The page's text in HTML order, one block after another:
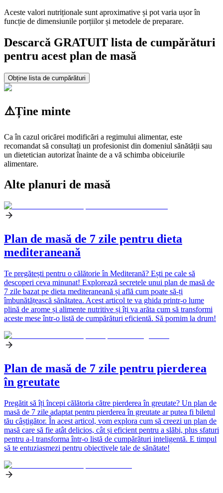
Aceste valori nutriționale sunt aproximative și pot varia ușor în
funcție de dimensiunile porțiilor și metodele de preparare.
Descarcă GRATUIT lista de cumpărături
pentru acest plan de masă
Obține lista de cumpărături
⚠️Ține minte
Ca în cazul oricărei modificări a regimului alimentar, este
recomandat să consultați un profesionist din domeniul sănătății sau
un dietetician autorizat înainte de a vă schimba obiceiurile
alimentare.
Alte planuri de masă
Plan de masă de 7 zile pentru dieta
mediteraneană
Te pregătești pentru o călătorie în Mediterană? Ești pe cale să
descoperi ceva minunat! Explorează secretele unui plan de masă de
7 zile bazat pe dieta mediteraneană și află cum poate să-ți
îmbunătățească sănătatea. Acest articol te va ghida printr-o lume
plină de arome și alimente nutritive și îți va arăta cum să transformi
aceste mese într-o listă de cumpărături eficientă. Să pornim la drum!
Plan de masă de 7 zile pentru pierderea
în greutate
Pregătit să îți începi călătoria către pierderea în greutate? Un plan de
masă de 7 zile adaptat pentru pierderea în greutate ar putea fi biletul
tău câștigător. În acest articol, vom explora cum să creezi un plan de
masă care să fie atât delicios, cât și eficient pentru a slăbi, plus sfaturi
pentru a-l transforma într-o listă de cumpărături inteligentă. E timpul
să te entuziasmezi pentru obiectivele tale de sănătate!